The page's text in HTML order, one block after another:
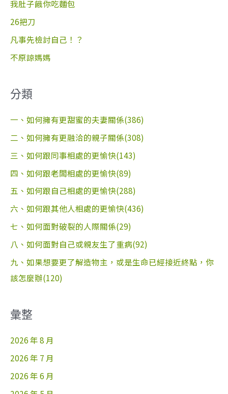
我肚子餓你吃麵包
26把刀
凡事先檢討自己！？
不原諒媽媽
分類
一、如何擁有更甜蜜的夫妻關係(386)
二、如何擁有更融洽的親子關係(308)
三、如何跟同事相處的更愉快(143)
四、如何跟老闆相處的更愉快(89)
五、如何跟自己相處的更愉快(288)
六、如何跟其他人相處的更愉快(436)
七、如何面對破裂的人際關係(29)
八、如何面對自己或親友生了重病(92)
九、如果想要更了解造物主，或是生命已經接近終點，你
該怎麼辦(120)
彙整
2026 年 8 月
2026 年 7 月
2026 年 6 月